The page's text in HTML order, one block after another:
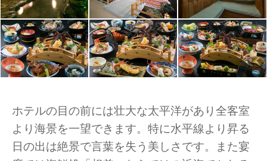
ホテルの目の前には壮大な太平洋があり全客室
より海景を一望できます。特に水平線より昇る
日の出は絶景で言葉を失う美しさです。また宴